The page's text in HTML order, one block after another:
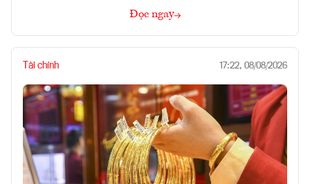
Đọc ngay
Tài chính 17:22, 08/08/2026